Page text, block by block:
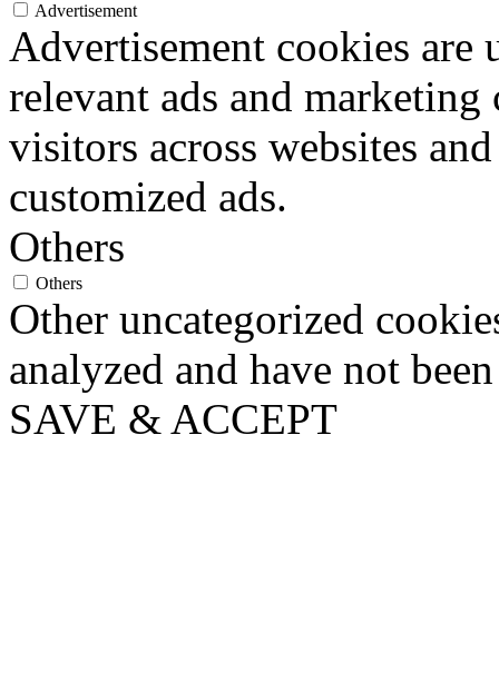
Advertisement
Advertisement cookies
relevant ads and marketing
visitors across websites
customized ads.
Others
Others
Other uncategorized
analyzed and have not
SAVE & ACCEPT